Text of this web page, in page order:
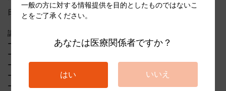
日高 豊彦先生によるウェブセミナーのアーカイブ配信です。
講義内容
ーインプラント周囲組織の構造
ーインプラント埋入のガイドライン
ー各種組織造成材料の考え方
ー硬組織造成の基礎と臨床
ー軟組織造成の基礎と臨床
一般の方に対する情報提供を目的としたものではないこ
とをご了承ください。
あなたは医療関係者ですか？
はい いいえ